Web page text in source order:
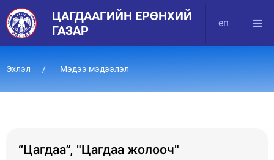
ЦАГДААГИЙН ЕРӨНХИЙ
ГАЗАР
en
Эхлэл Мэдээ мэдээлэл
“Цагдаа”, "Цагдаа жолооч"